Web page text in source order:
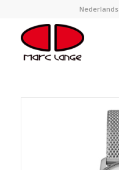
Nederlands